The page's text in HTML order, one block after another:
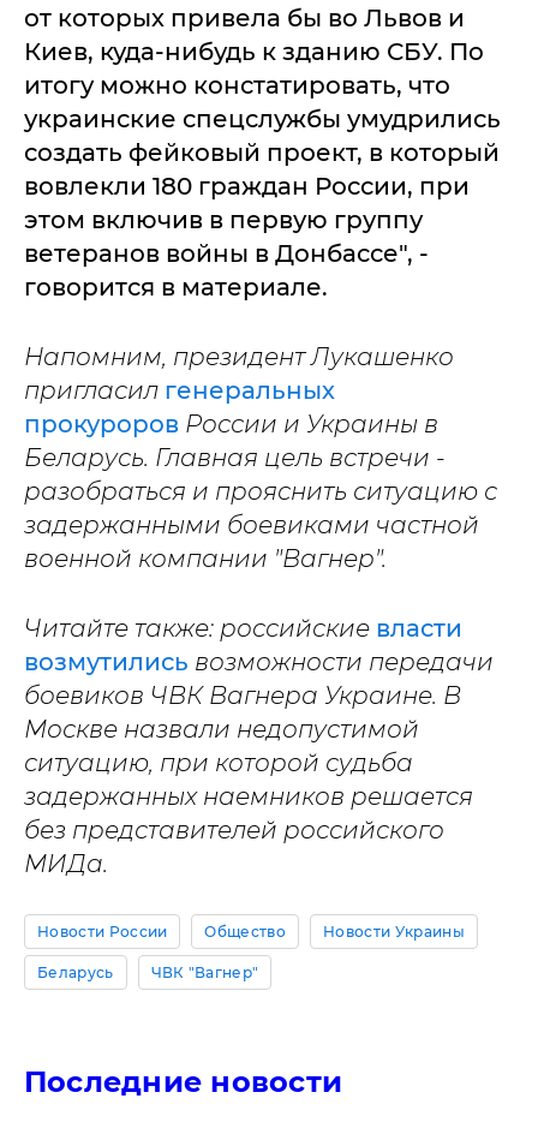
от которых привела бы во Львов и
Киев, куда-нибудь к зданию СБУ. По
итогу можно констатировать, что
украинские спецслужбы умудрились
создать фейковый проект, в который
вовлекли 180 граждан России, при
этом включив в первую группу
ветеранов войны в Донбассе", -
говорится в материале.
Напомним, президент Лукашенко
пригласил генеральных
прокуроров России и Украины в
Беларусь. Главная цель встречи -
разобраться и прояснить ситуацию с
задержанными боевиками частной
военной компании "Вагнер".
Читайте также: российские власти
возмутились возможности передачи
боевиков ЧВК Вагнера Украине. В
Москве назвали недопустимой
ситуацию, при которой судьба
задержанных наемников решается
без представителей российского
МИДа.
Новости России Общество Новости Украины
Беларусь ЧВК "Вагнер"
Последние новости